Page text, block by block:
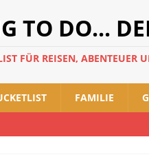
TO DO...
FÜR REISEN, ABENTEUER
FAMILIE